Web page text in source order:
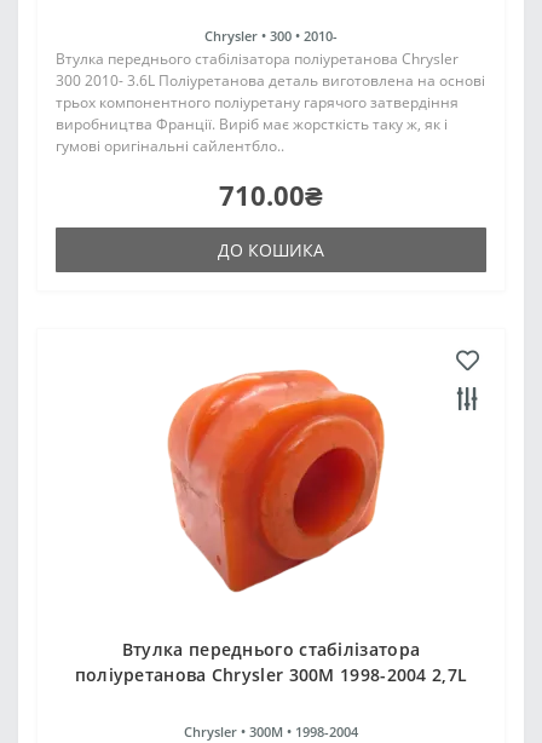
Chrysler • 300 • 2010-
Втулка переднього стабілізатора поліуретанова Chrysler
300 2010- 3.6L Поліуретанова деталь виготовлена на основі
трьох компонентного поліуретану гарячого затвердіння
виробництва Франції. Виріб має жорсткість таку ж, як і
гумові оригінальні сайлентбло..
710.00₴
ДО КОШИКА
Втулка переднього стабілізатора
поліуретанова Chrysler 300M 1998-2004 2,7L
Chrysler • 300M • 1998-2004